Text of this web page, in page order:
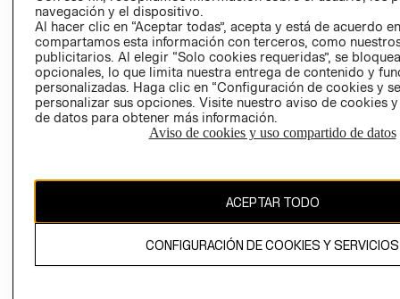
Colombia ($)
CAMBIAR REGIÓN
propiedad de H&M Hennes & Mauritz AB.
navegación y el dispositivo.
Al hacer clic en “Aceptar todas”, acepta y está de acuerdo
compartamos esta información con terceros, como
publicitarios. Al elegir “Solo cookies requeridas”, se
opcionales, lo que limita nuestra entrega de contenido y
personalizadas. Haga clic en “Configuración de cookies y
personalizar sus opciones. Visite nuestro aviso de cookies
de datos para obtener más información.
Aviso de cookies y uso compartido de datos
ACEPTAR TODO
CONFIGURACIÓN DE COOKIES Y SERVICIOS